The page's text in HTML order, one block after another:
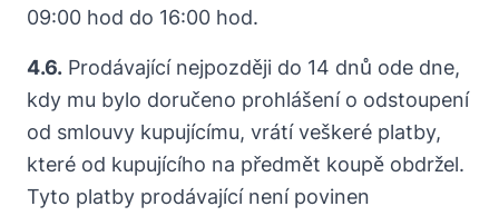
09:00 hod do 16:00 hod.
4.6. Prodávající nejpozději do 14 dnů ode dne,
kdy mu bylo doručeno prohlášení o odstoupení
od smlouvy kupujícímu, vrátí veškeré platby,
které od kupujícího na předmět koupě obdržel.
Tyto platby prodávající není povinen